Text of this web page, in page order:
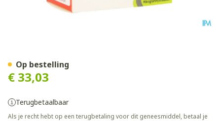
€ 33,03
Terugbetaalbaar
Als je recht hebt op een terugbetaling voor dit geneesmiddel, betaal je
Op bestelling